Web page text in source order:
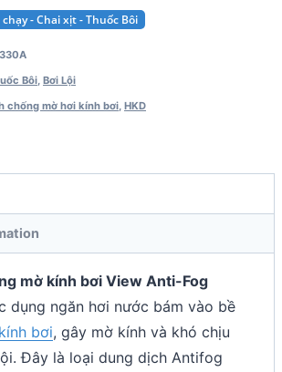
- Chai xịt - Thuốc Bôi
Bôi, Bơi Lội
chống mờ hơi kính bơi, HKD
mờ kính bơi View Anti-Fog
dụng ngăn hơi nước bám vào bề
kính bơi, gây mờ kính và khó chịu
Đây là loại dung dịch Antifog